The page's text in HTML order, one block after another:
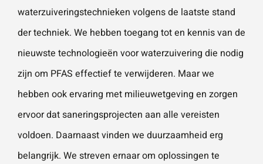
waterzuiveringstechnieken volgens de laatste stand
der techniek. We hebben toegang tot en kennis van de
nieuwste technologieën voor waterzuivering die nodig
zijn om PFAS effectief te verwijderen. Maar we
hebben ook ervaring met milieuwetgeving en zorgen
ervoor dat saneringsprojecten aan alle vereisten
voldoen. Daarnaast vinden we duurzaamheid erg
belangrijk. We streven ernaar om oplossingen te